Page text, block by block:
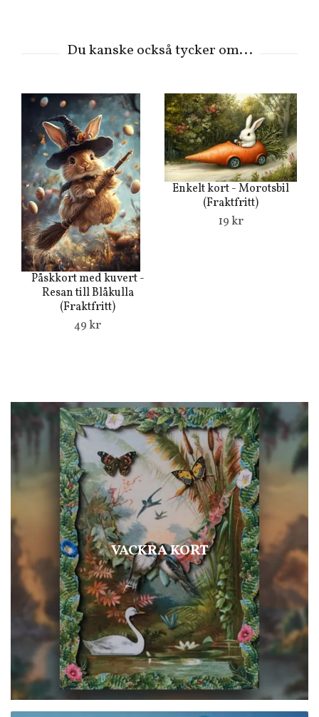
VACKRA KORT
Påskkort med kuvert -
Resan till Blåkulla
(Fraktfritt)
49 kr
Enkelt kort - Morotsbil
(Fraktfritt)
19 kr